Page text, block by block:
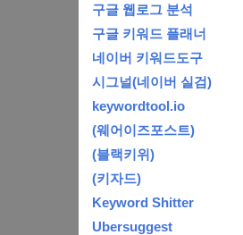
구글 웹로그 분석
구글 키워드 플래너
네이버 키워드도구
시그널(네이버 실검)
keywordtool.io
(웨어이즈포스트)
(블랙키위)
(키자드)
Keyword Shitter
Ubersuggest